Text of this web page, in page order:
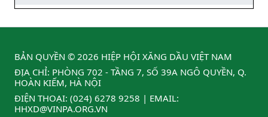
BẢN QUYỀN © 2026 HIỆP HỘI XĂNG DẦU VIỆT NAM
ĐỊA CHỈ: PHÒNG 702 - TẦNG 7, SỐ 39A NGÔ QUYỀN, Q.
HOÀN KIẾM, HÀ NỘI
ĐIỆN THOẠI: (024) 6278 9258 | EMAIL:
HHXD@VINPA.ORG.VN